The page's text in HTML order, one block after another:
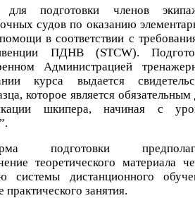
для подготовки членов
судов по оказанию
в соответствии с
ПДНВ (STCW).
Администрацией
курса выдается
которое является обязательным
шкипера, начиная с
подготовки
теоретического материала
системы дистанционного
занятия.